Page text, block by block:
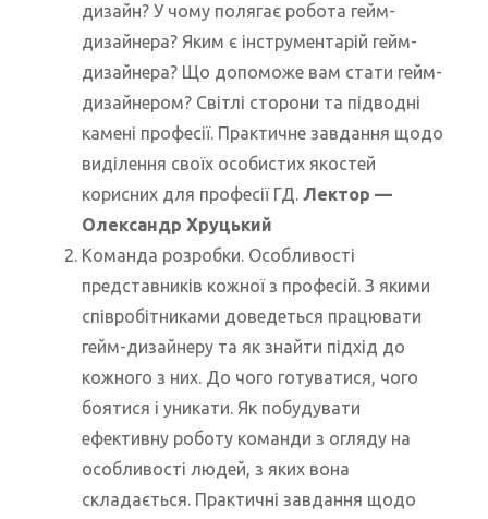
дизайн? У чому полягає робота гейм-
дизайнера? Яким є інструментарій гейм-
дизайнера? Що допоможе вам стати гейм-
дизайнером? Світлі сторони та підводні
камені професії. Практичне завдання щодо
виділення своїх особистих якостей
корисних для професії ГД. Лектор —
Олександр Хруцький
Команда розробки. Особливості
представників кожної з професій. З якими
співробітниками доведеться працювати
гейм-дизайнеру та як знайти підхід до
кожного з них. До чого готуватися, чого
боятися і уникати. Як побудувати
ефективну роботу команди з огляду на
особливості людей, з яких вона
складається. Практичні завдання щодо